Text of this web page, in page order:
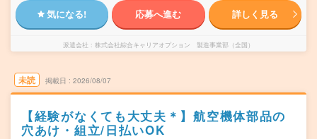
気になる! 応募へ進む 詳しく見る
派遣会社 株式会社綜合キャリアオプション 製造事業部（全国）
未読 掲載日 2026/08/07
【経験がなくても大丈夫＊】航空機体部品の
穴あけ・組立/日払いOK